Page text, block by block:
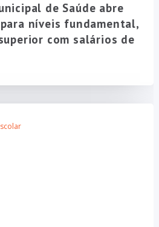
de Saúde abre
níveis fundamental,
com salários de